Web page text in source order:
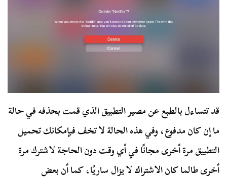
قد تتساءل بالطبع عن مصير التطبيق الذي قمت بحذفه في حالة
ما إن كان مدفوع، وفي هذه الحالة لا تخف فبإمكانك تحميل
التطبيق مرة أخرى مجانًا في أي وقت دون الحاجة لاشترك مرة
أخرى طالما كان الاشتراك لا يزال ساريًا، كما أن بعض